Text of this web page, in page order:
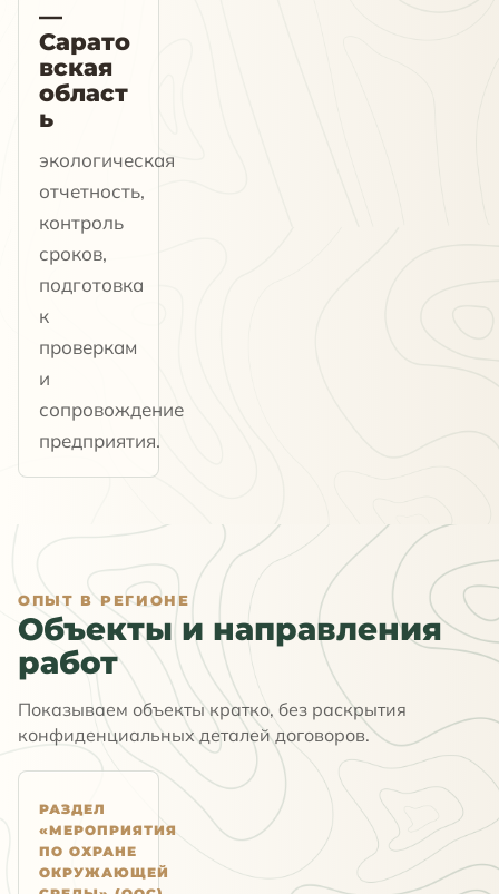
—
Сарато
вская
област
ь
экологическая
отчетность,
контроль
сроков,
подготовка
к
проверкам
и
сопровождение
предприятия.
ОПЫТ В РЕГИОНЕ
Объекты и направления
работ
Показываем объекты кратко, без раскрытия
конфиденциальных деталей договоров.
РАЗДЕЛ
«МЕРОПРИЯТИЯ
ПО ОХРАНЕ
ОКРУЖАЮЩЕЙ